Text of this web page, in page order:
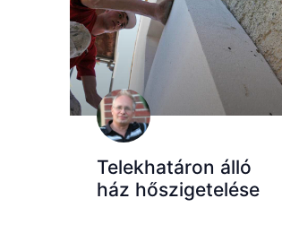
Telekhatáron álló
ház hőszigetelése